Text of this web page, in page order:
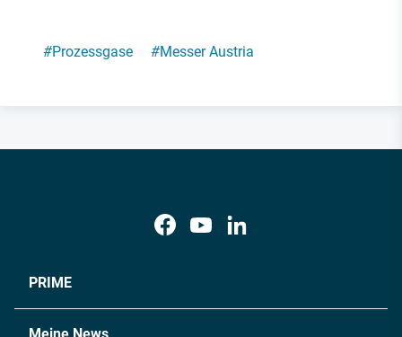
#Prozessgase #Messer Austria
PRIME